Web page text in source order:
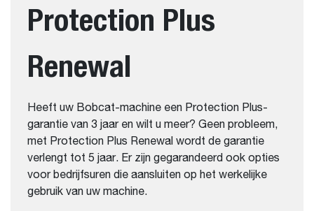
Protection Plus
Renewal
Heeft uw Bobcat-machine een Protection Plus-
garantie van 3 jaar en wilt u meer? Geen probleem,
met Protection Plus Renewal wordt de garantie
verlengt tot 5 jaar. Er zijn gegarandeerd ook opties
voor bedrijfsuren die aansluiten op het werkelijke
gebruik van uw machine.